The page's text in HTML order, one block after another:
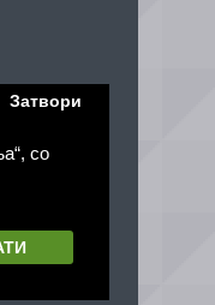
со
Затвори